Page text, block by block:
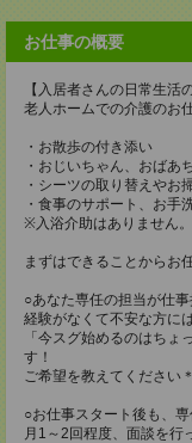
お仕事の概要
【入居者さんの日常生活
老人ホームでの介護のお
・お散歩の付き添い
・おじいちゃん、おばあ
・シーツの取り替えやお
・食事のサポート、お手
※入浴介助はありません。
まずはできることからお
○あなた専任の担当が仕事
経験がなくて不安な方に
「今スグ始めるのはち
す！
ご希望を教えてください＊
○お仕事スタート後も、
月1～2回程度、面談を行